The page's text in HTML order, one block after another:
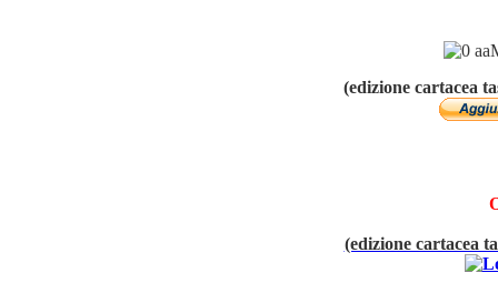
(edizione cartacea
(edizione cartacea